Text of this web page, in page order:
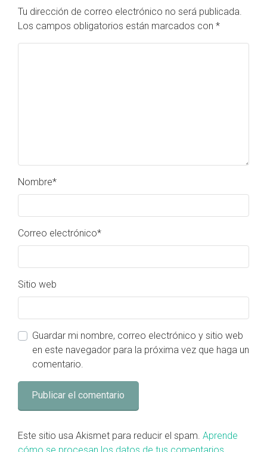
Tu dirección de correo electrónico no será publicada.
Los campos obligatorios están marcados con *
Nombre*
Correo electrónico*
Sitio web
Guardar mi nombre, correo electrónico y sitio web
en este navegador para la próxima vez que haga un
comentario.
Este sitio usa Akismet para reducir el spam. Aprende